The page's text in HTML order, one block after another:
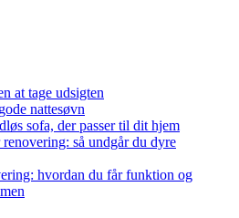
at tage udsigten
nattesøvn
sofa, der passer til dit hjem
så undgår du dyre
hvordan du får funktion og